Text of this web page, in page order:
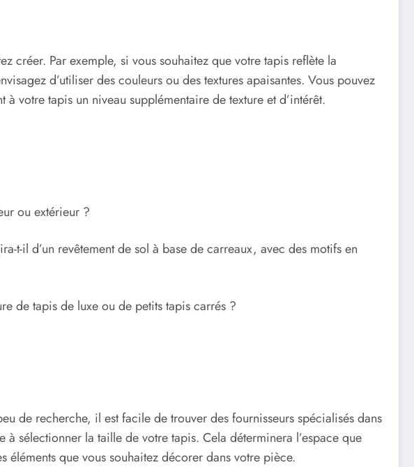
créer. Par exemple, si vous souhaitez que votre tapis reflète la
d’utiliser des couleurs ou des textures apaisantes. Vous pouvez
votre tapis un niveau supplémentaire de texture et d’intérêt.
ou extérieur ?
t-il d’un revêtement de sol à base de carreaux, avec des motifs en
de tapis de luxe ou de petits tapis carrés ?
de recherche, il est facile de trouver des fournisseurs spécialisés dans
sélectionner la taille de votre tapis. Cela déterminera l’espace que
éléments que vous souhaitez décorer dans votre pièce.